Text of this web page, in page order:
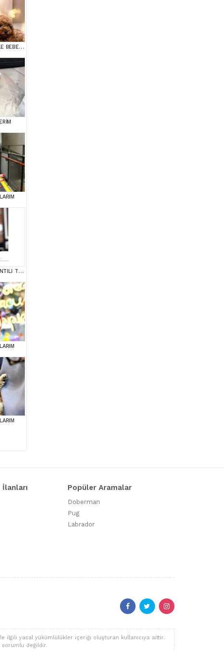
SAFKAN TOY POODLE BEBEKLERİMİZ BAKIRKÖY
SAGLIK VE IRK GARANTILI TOY POODLE YAVRULARIM
İlanları Popüler Aramalar
Doberman
Pug
Labrador
ilgili yasal yükümlülükler içeriği oluşturan kullanıcıya aittir.
sorumlu değildir.